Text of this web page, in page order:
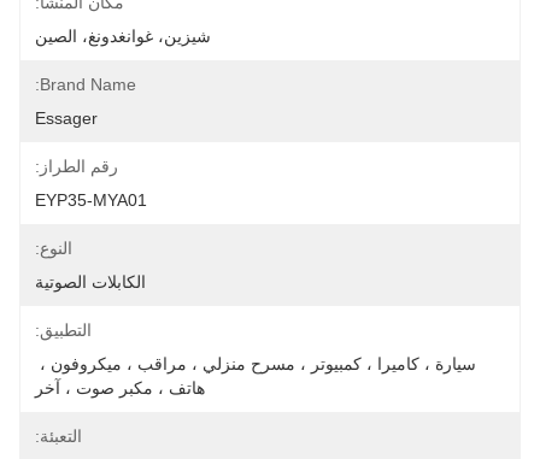
شيزين، غوانغدونغ، الصين
Brand Name:
Essager
رقم الطراز:
EYP35-MYA01
النوع:
الكابلات الصوتية
التطبيق:
هاتف ، مكبر صوت ، آخر
التعبئة: